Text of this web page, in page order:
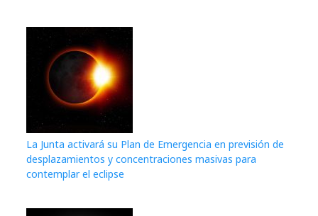
La Junta activará su Plan de Emergencia en previsión de
desplazamientos y concentraciones masivas para
contemplar el eclipse